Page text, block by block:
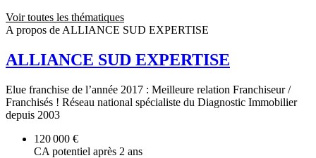
Voir toutes les thématiques
A propos de ALLIANCE SUD EXPERTISE
ALLIANCE SUD EXPERTISE
Elue franchise de l’année 2017 : Meilleure relation Franchiseur /
Franchisés ! Réseau national spécialiste du Diagnostic Immobilier
depuis 2003
120 000 €
CA potentiel après 2 ans